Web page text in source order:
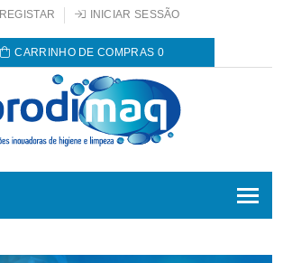
REGISTAR INICIAR SESSÃO
CARRINHO DE COMPRAS 0